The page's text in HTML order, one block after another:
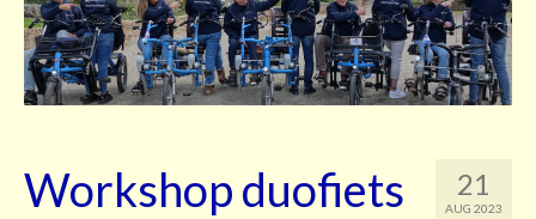
Gasten
Vrijwilligers
Steun ons! 21
AUG 2023
Workshop duofiets